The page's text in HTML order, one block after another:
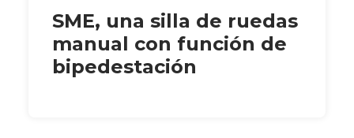
SME, una silla de ruedas
manual con función de
bipedestación